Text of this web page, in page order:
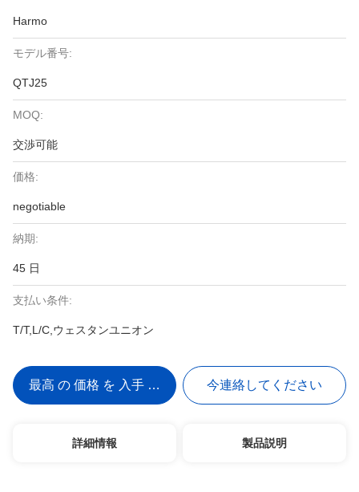
Harmo
モデル番号:
QTJ25
MOQ:
交渉可能
価格:
negotiable
納期:
45 日
支払い条件:
T/T,L/C,ウェスタンユニオン
最高 の 価格 を 入手 する 今連絡してください
詳細情報 製品説明